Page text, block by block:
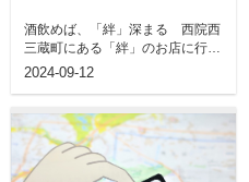
酒飲めば、「絆」深まる 西院西
三蔵町にある「絆」のお店に行っ
てきまし
2024-09-12